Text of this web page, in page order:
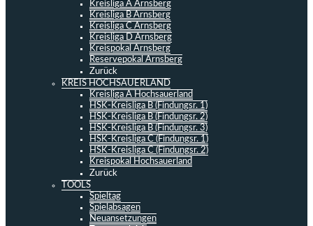
Kreisliga A Arnsberg
Kreisliga B Arnsberg
Kreisliga C Arnsberg
Kreisliga D Arnsberg
Kreispokal Arnsberg
Reservepokal Arnsberg
Zurück
KREIS HOCHSAUERLAND
Kreisliga A Hochsauerland
HSK-Kreisliga B (Findungsr. 1)
HSK-Kreisliga B (Findungsr. 2)
HSK-Kreisliga B (Findungsr. 3)
HSK-Kreisliga C (Findungsr. 1)
HSK-Kreisliga C (Findungsr. 2)
Kreispokal Hochsauerland
Zurück
TOOLS
Spieltag
Spielabsagen
Neuansetzungen